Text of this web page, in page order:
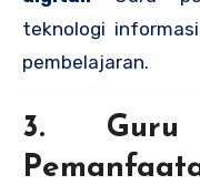
teknologi
pembelajaran.
3.